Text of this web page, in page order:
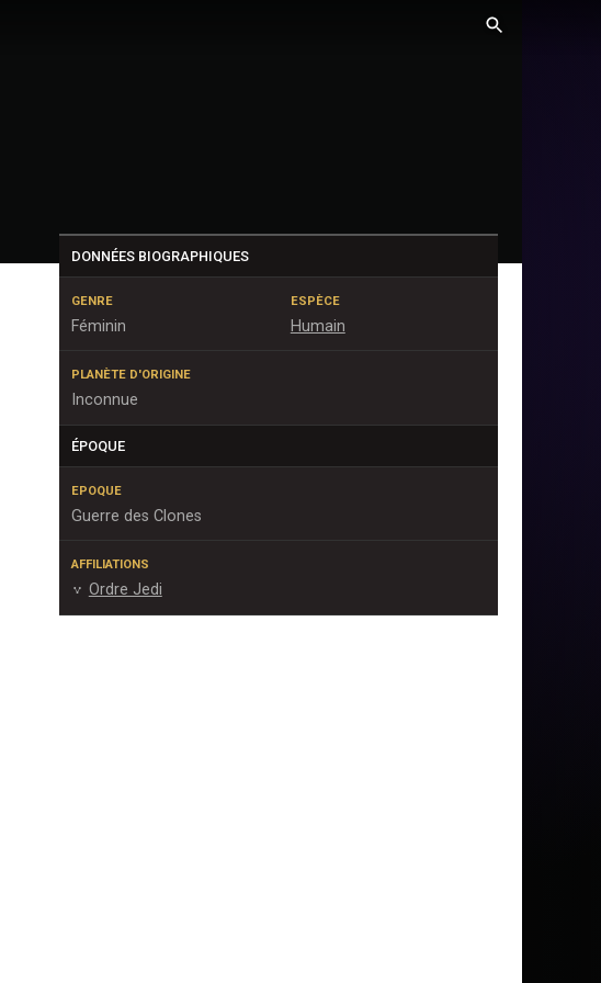
DONNÉES BIOGRAPHIQUES
GENRE
Féminin
ESPÈCE
Humain
PLANÈTE D'ORIGINE
Inconnue
ÉPOQUE
EPOQUE
Guerre des Clones
AFFILIATIONS
Ordre Jedi